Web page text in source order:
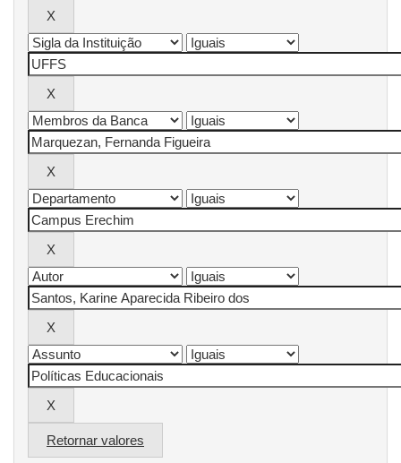
Retornar valores